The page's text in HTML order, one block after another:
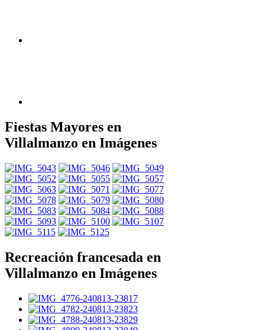
Fiestas Mayores en
Villalmanzo en Imágenes
Recreación francesada en
Villalmanzo en Imágenes